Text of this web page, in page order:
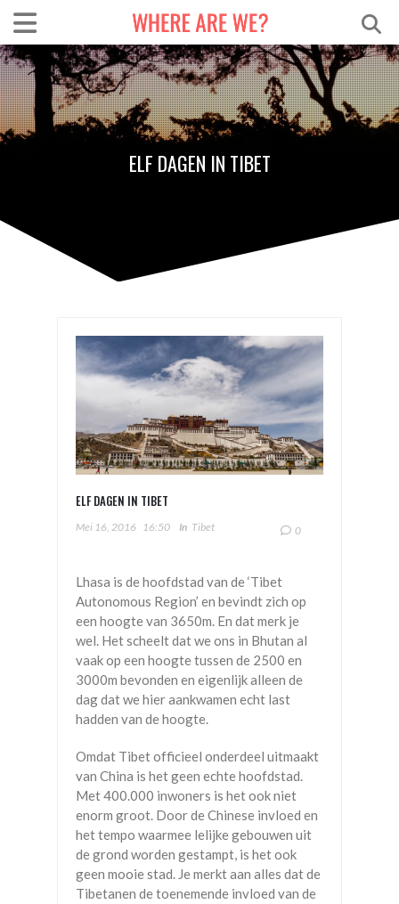
ELF DAGEN IN TIBET
ELF DAGEN IN TIBET
Mei 16, 2016 16:50 In Tibet 0
Lhasa is de hoofdstad van de ‘Tibet
Autonomous Region’ en bevindt zich op
een hoogte van 3650m. En dat merk je
wel. Het scheelt dat we ons in Bhutan al
vaak op een hoogte tussen de 2500 en
3000m bevonden en eigenlijk alleen de
dag dat we hier aankwamen echt last
hadden van de hoogte.
Omdat Tibet officieel onderdeel uitmaakt
van China is het geen echte hoofdstad.
Met 400.000 inwoners is het ook niet
enorm groot. Door de Chinese invloed en
het tempo waarmee lelijke gebouwen uit
de grond worden gestampt, is het ook
geen mooie stad. Je merkt aan alles dat de
Tibetanen de toenemende invloed van de